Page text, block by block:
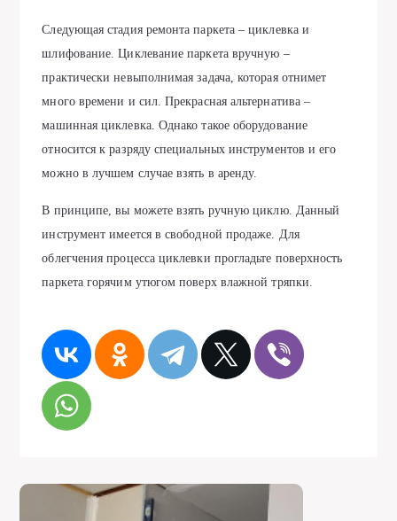
Следующая стадия ремонта паркета – циклевка и
шлифование. Циклевание паркета вручную –
практически невыполнимая задача, которая отнимет
много времени и сил. Прекрасная альтернатива –
машинная циклевка. Однако такое оборудование
относится к разряду специальных инструментов и его
можно в лучшем случае взять в аренду.
В принципе, вы можете взять ручную циклю. Данный
инструмент имеется в свободной продаже. Для
облегчения процесса циклевки прогладьте поверхность
паркета горячим утюгом поверх влажной тряпки.